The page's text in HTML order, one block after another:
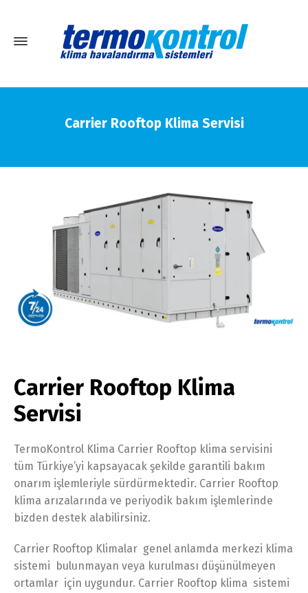
Carrier Rooftop Klima Servisi
Carrier Rooftop Klima
Servisi
TermoKontrol Klima Carrier Rooftop klima servisini
tüm Türkiye’yi kapsayacak şekilde garantili bakım
onarım işlemleriyle sürdürmektedir. Carrier Rooftop
klima arızalarında ve periyodik bakım işlemlerinde
bizden destek alabilirsiniz.
Carrier Rooftop Klimalar genel anlamda merkezi klima
sistemi bulunmayan veya kurulması düşünülmeyen
ortamlar için uygundur. Carrier Rooftop klima sistemi